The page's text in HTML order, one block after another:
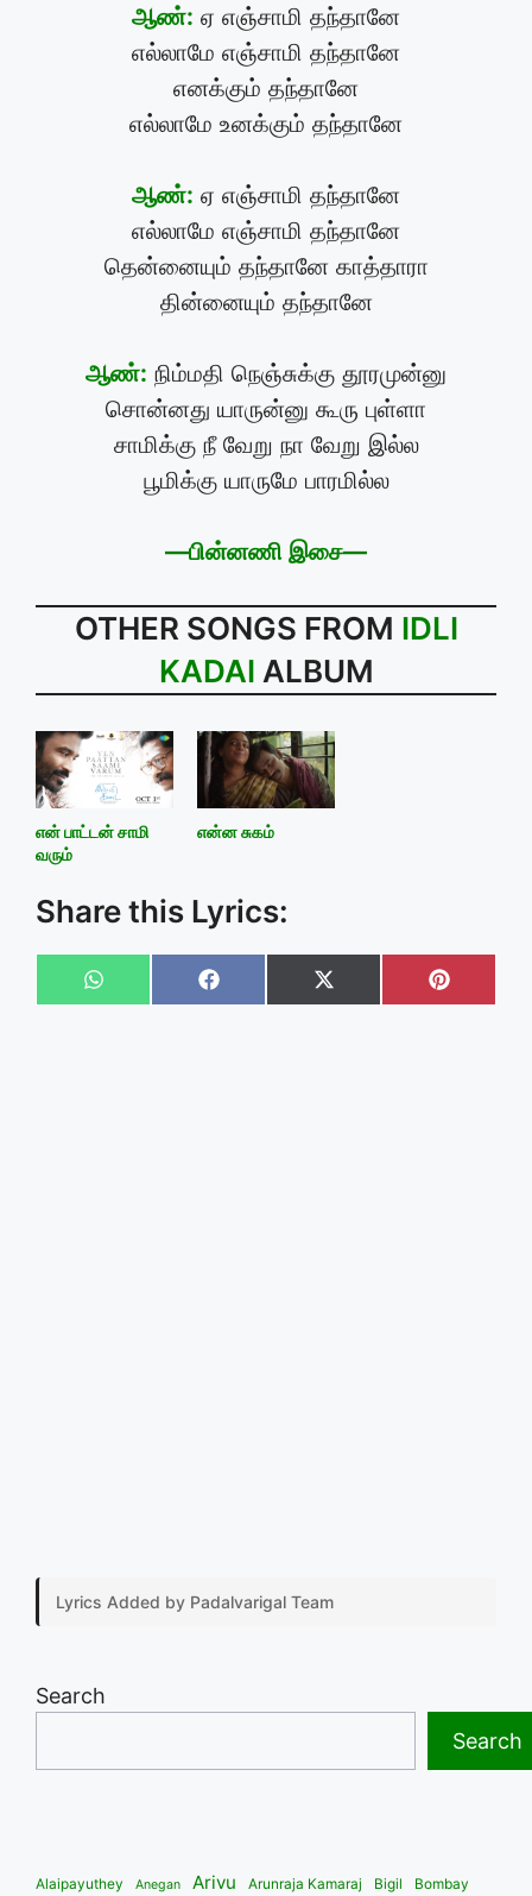
ஆண்: ஏ எஞ்சாமி தந்தானே
எல்லாமே எஞ்சாமி தந்தானே
எனக்கும் தந்தானே
எல்லாமே உனக்கும் தந்தானே
ஆண்: ஏ எஞ்சாமி தந்தானே
எல்லாமே எஞ்சாமி தந்தானே
தென்னையும் தந்தானே காத்தாரா
தின்னையும் தந்தானே
ஆண்: நிம்மதி நெஞ்சுக்கு தூரமுன்னு
சொன்னது யாருன்னு கூரு புள்ளா
சாமிக்கு நீ வேறு நா வேறு இல்ல
பூமிக்கு யாருமே பாரமில்ல
—பின்னணி இசை—
OTHER SONGS FROM IDLI
KADAI ALBUM
என் பாட்டன் சாமி
வரும்
என்ன சுகம்
Share this Lyrics:
Share
on
Share
on
Share
on
Share
on
Lyrics Added by Padalvarigal Team
Search
Search
Alaipayuthey Anegan Arivu Arunraja Kamaraj Bigil Bombay